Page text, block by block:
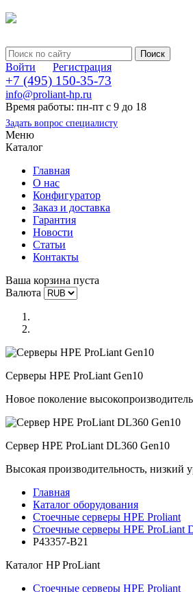
Войти Регистрация
+7 (495) 150-35-73
info@proliant-hp.ru
Время работы: пн-пт с 9 до 18
Задать вопрос специалисту
Меню
Каталог
Главная
О нас
Конфигуратор
Заказ и доставка
Гарантия
Новости
Статьи
Контакты
Ваша корзина пуста
Валюта
Серверы HPE ProLiant Gen10
Новое поколение
Сервер HPE ProLiant DL360 Gen10
Высокая производительность, низкий
Главная
Каталог оборудования
Стоечные серверы HPE Proliant
Стоечные серверы HPE ProLiant
P43357-B21
Каталог HP ProLiant
Стоечные серверы HPE Proliant